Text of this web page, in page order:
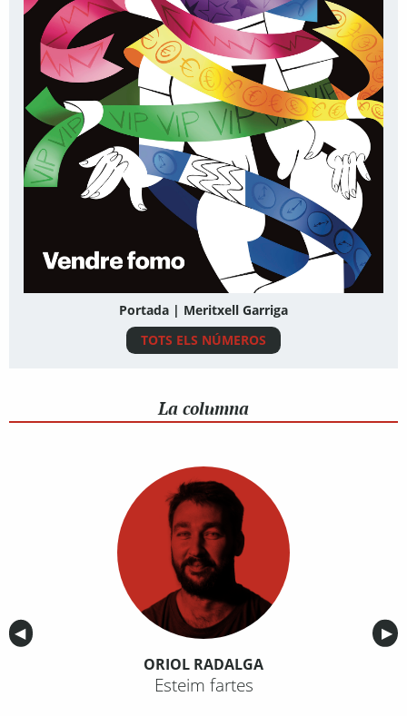
Portada | Meritxell Garriga
TOTS ELS NÚMEROS
La columna
Anterior
◀︎ ▶︎
ORIOL RADALGA
Esteim fartes